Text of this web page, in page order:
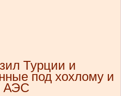
Турции и
под хохлому и
АЭС